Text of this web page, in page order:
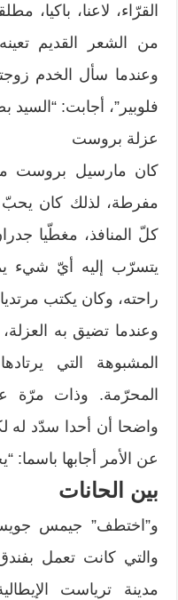
القرّاء، لاعنا، باكيا،
من الشعر القديم
وعندما سأل الخدم
فلوبير”، أجابت: “السيد
عزلة بروست
كان مارسيل بروست
مفرطة، لذلك كان
كلّ المنافذ، مغطّيا
يتسرّب إليه أيّ شيء
راحته، وكان يكتب مرتديا
وعندما تضيق به
المشبوهة التي
المحرّمة. وذات
واضحا أن أحدا سدّد له
عن الأمر أجابها
بين الحانات
و”اختطف” جيمس جويس
والتي كانت تعمل
مدينة ترياست